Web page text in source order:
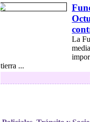
La
tierra ...